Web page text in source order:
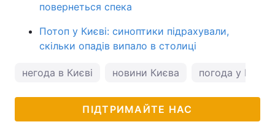
повернеться спека
Потоп у Києві: синоптики підрахували,
скільки опадів випало в столиці
негода в Києві новини Києва погода у Києві
ПІДТРИМАЙТЕ НАС